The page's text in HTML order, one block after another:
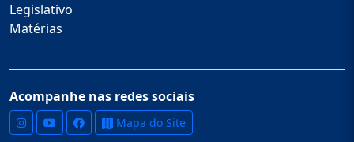
Legislativo
Matérias
Acompanhe nas redes sociais
Mapa do Site